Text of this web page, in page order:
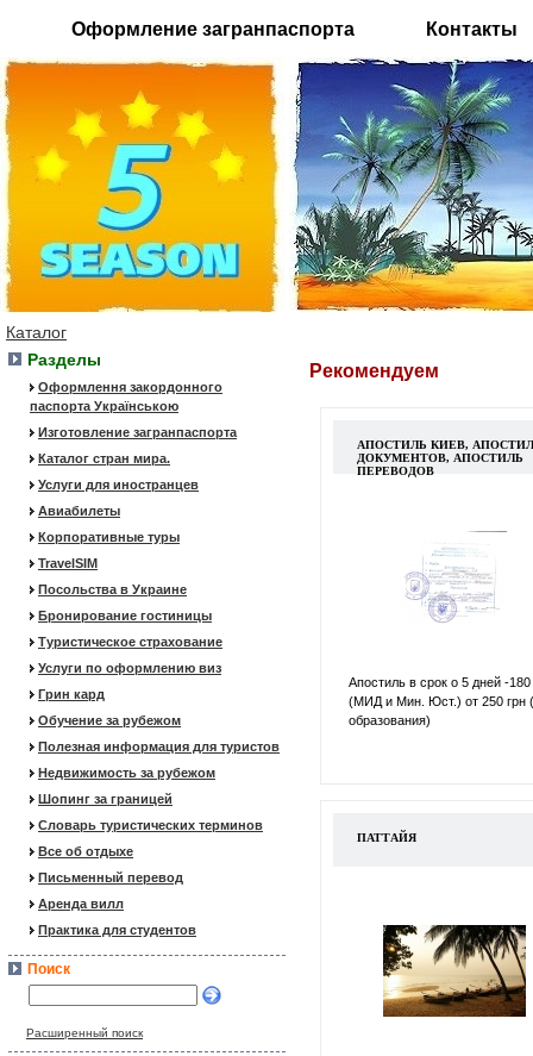
Оформление загранпаспорта Контакты
Каталог
Разделы
Оформлення закордонного
паспорта Українською
Изготовление загранпаспорта
Каталог стран мира.
Услуги для иностранцев
Авиабилеты
Корпоративные туры
TravelSIM
Посольства в Украине
Бронирование гостиницы
Туристическое страхование
Услуги по оформлению виз
Грин кард
Обучение за рубежом
Полезная информация для туристов
Недвижимость за рубежом
Шопинг за границей
Словарь туристических терминов
Все об отдыхе
Письменный перевод
Аренда вилл
Практика для студентов
Поиск
Расширенный поиск
Рекомендуем
АПОСТИЛЬ КИЕВ,
ДОКУМЕНТОВ, АПОСТИЛЬ
ПЕРЕВОДОВ
Апостиль в срок о 5 дней -180
(МИД и Мин. Юст.) от 250 грн
образования)
ПАТТАЙЯ